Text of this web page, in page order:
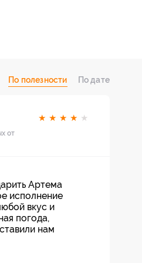
По полезности По дате
★ ★ ★ ★ ★
от
Артема
исполнение
вкус и
погода,
нам